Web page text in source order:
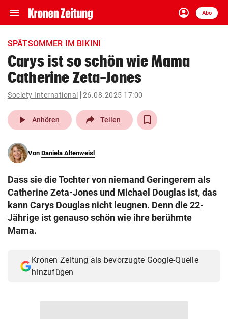
menu Navigation
ein-/ausklappen
account_circle
Anmelden
Abo
close Schließen
account_circle Anmelden
pin_drop
Wien arrow_right
search
eingeben
SPÄTSOMMER IM BIKINI
Carys ist so schön wie Mama
Catherine Zeta-Jones
Society International 26.08.2025 17:00
play_arrow Anhören Teilen
Von Daniela Altenweisl
Dass sie die Tochter von niemand Geringerem als
Catherine Zeta-Jones und Michael Douglas ist, das
kann Carys Douglas nicht leugnen. Denn die 22-
Jährige ist genauso schön wie ihre berühmte
Mama.
Kronen Zeitung als bevorzugte Google-Quelle
hinzufügen